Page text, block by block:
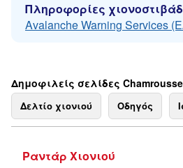
Πληροφορίες
Avalanche Warning Services
Δημοφιλείς σελίδες Chamrousse
Δελτίο χιονιού Οδηγός
Ραντάρ Χιονιού